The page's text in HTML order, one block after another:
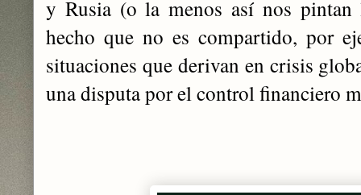
y Rusia (o la menos así nos pintan
hecho que no es compartido, por
situaciones que derivan en crisis
una disputa por el control financiero